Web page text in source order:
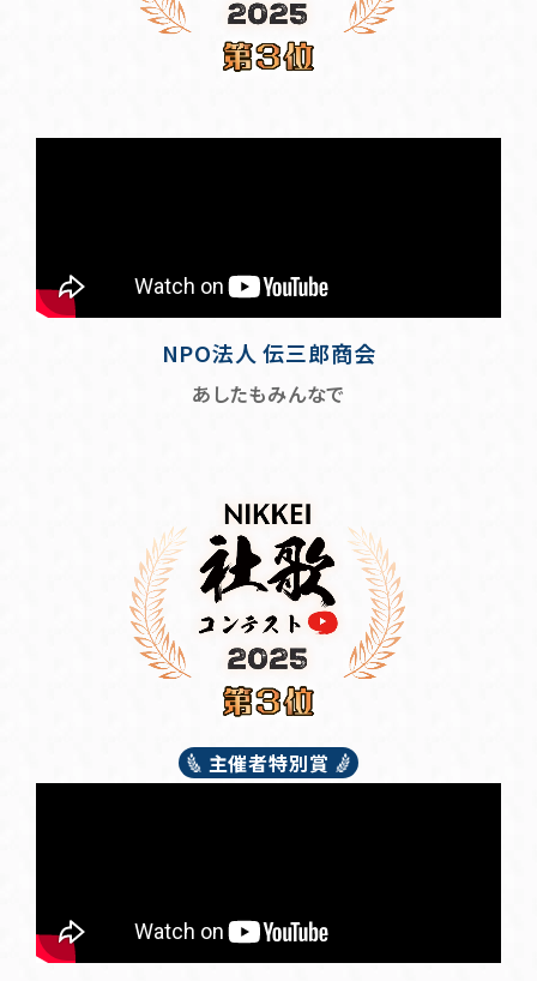
NPO法人 伝三郎商会
あしたもみんなで
主催者特別賞